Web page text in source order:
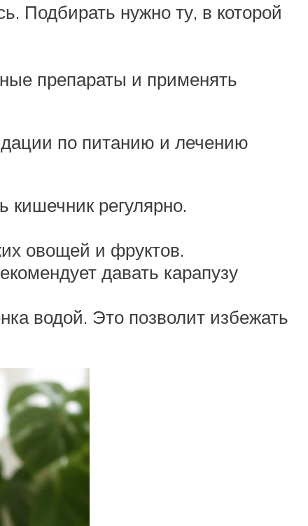
Подбирать нужно ту, в которой
препараты и применять
по питанию и лечению
кишечник регулярно.
овощей и фруктов.
давать карапузу
водой. Это позволит избежать